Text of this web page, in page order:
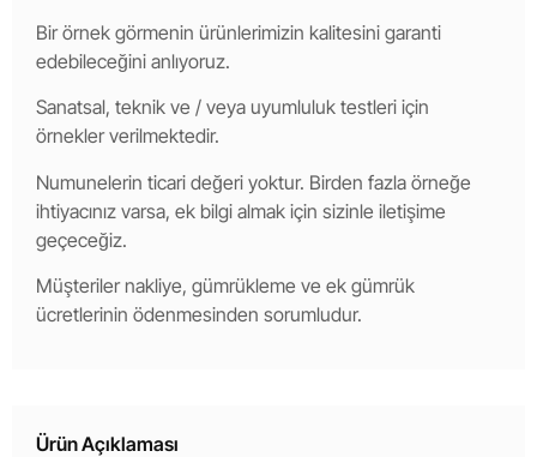
Bir örnek görmenin ürünlerimizin kalitesini garanti
edebileceğini anlıyoruz.
Sanatsal, teknik ve / veya uyumluluk testleri için
örnekler verilmektedir.
Numunelerin ticari değeri yoktur. Birden fazla örneğe
ihtiyacınız varsa, ek bilgi almak için sizinle iletişime
geçeceğiz.
Müşteriler nakliye, gümrükleme ve ek gümrük
ücretlerinin ödenmesinden sorumludur.
Ürün Açıklaması